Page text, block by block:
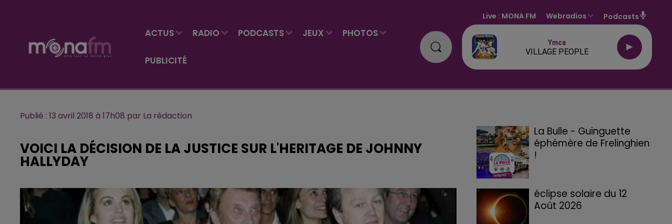
ACTUS RADIO PODCASTS JEUX PHOTOS
PUBLICITÉ
Live : MONA FM Webradios Podcasts
Ymca
VILLAGE PEOPLE
Publié : 13 avril 2018 à 17h08 par La rédaction
VOICI LA DÉCISION DE LA JUSTICE SUR L'HERITAGE DE JOHNNY
HALLYDAY
La Bulle - Guinguette
éphémère de Frelinghien
!
éclipse solaire du 12
Août 2026